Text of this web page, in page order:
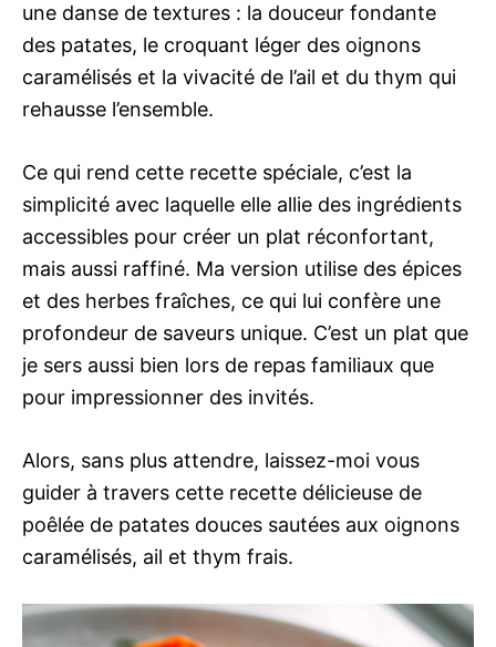
une danse de textures : la douceur fondante
des patates, le croquant léger des oignons
caramélisés et la vivacité de l’ail et du thym qui
rehausse l’ensemble.
Ce qui rend cette recette spéciale, c’est la
simplicité avec laquelle elle allie des ingrédients
accessibles pour créer un plat réconfortant,
mais aussi raffiné. Ma version utilise des épices
et des herbes fraîches, ce qui lui confère une
profondeur de saveurs unique. C’est un plat que
je sers aussi bien lors de repas familiaux que
pour impressionner des invités.
Alors, sans plus attendre, laissez-moi vous
guider à travers cette recette délicieuse de
poêlée de patates douces sautées aux oignons
caramélisés, ail et thym frais.